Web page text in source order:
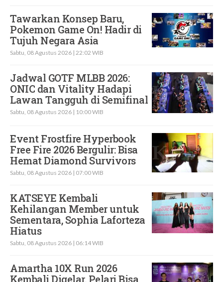
Tawarkan Konsep Baru,
Pokemon Game On! Hadir di
Tujuh Negara Asia
Sabtu, 08 Agustus 2026 | 22:02 WIB
Jadwal GOTF MLBB 2026:
ONIC dan Vitality Hadapi
Lawan Tangguh di Semifinal
Sabtu, 08 Agustus 2026 | 10:00 WIB
Event Frostfire Hyperbook
Free Fire 2026 Bergulir: Bisa
Hemat Diamond Survivors
Sabtu, 08 Agustus 2026 | 07:00 WIB
KATSEYE Kembali
Kehilangan Member untuk
Sementara, Sophia Laforteza
Hiatus
Sabtu, 08 Agustus 2026 | 06:14 WIB
Amartha 10X Run 2026
Kembali Digelar, Pelari Bisa